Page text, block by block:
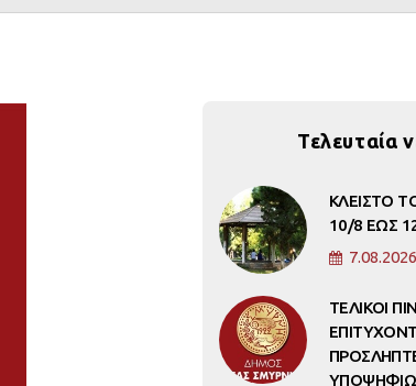
Τελευταία
ΚΛΕΙΣΤΟ
10/8 ΕΩΣ
7.08.2026
ΤΕΛΙΚΟΙ